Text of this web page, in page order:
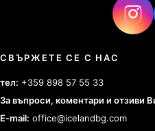
СВЪРЖЕТЕ СЕ С НАС
тел: +359 898 57 55 33
За въпроси, коментари и отзиви
E-mail: office@icelandbg.com